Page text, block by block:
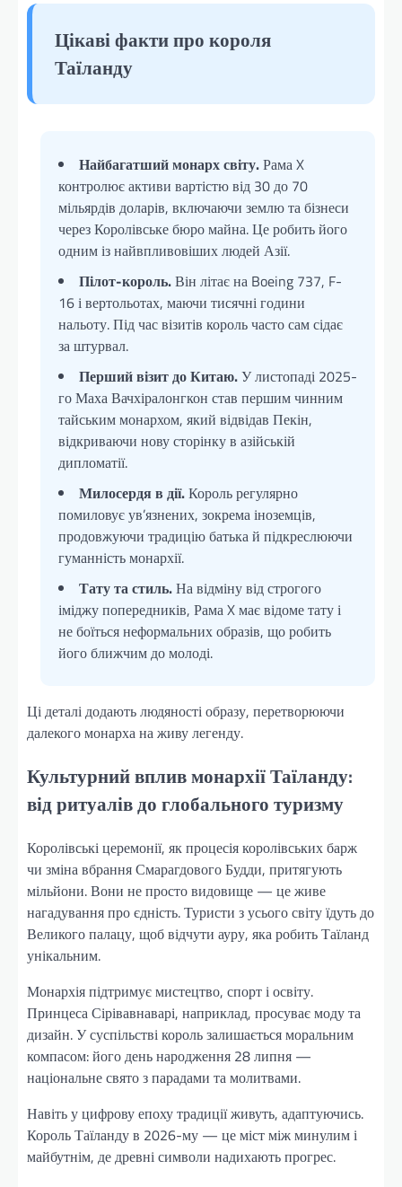
Цікаві факти про короля
Таїланду
Найбагатший монарх світу.Рама X
контролює активи вартістю від 30 до 70
мільярдів доларів, включаючи землю та бізнеси
через Королівське бюро майна. Це робить його
одним із найвпливовіших людей Азії.
Пілот-король.Він літає на Boeing 737, F-
16 і вертольотах, маючи тисячні години
нальоту. Під час візитів король часто сам сідає
за штурвал.
Перший візит до Китаю.У листопаді 2025-
го Маха Вачхіралонгкон став першим чинним
тайським монархом, який відвідав Пекін,
відкриваючи нову сторінку в азійській
дипломатії.
Милосердя в дії.Король регулярно
помиловує ув’язнених, зокрема іноземців,
продовжуючи традицію батька й підкреслюючи
гуманність монархії.
Тату та стиль.На відміну від строгого
іміджу попередників, Рама X має відоме тату і
не боїться неформальних образів, що робить
його ближчим до молоді.
Ці деталі додають людяності образу, перетворюючи
далекого монарха на живу легенду.
Культурний вплив монархії Таїланду:
від ритуалів до глобального туризму
Королівські церемонії, як процесія королівських барж
чи зміна вбрання Смарагдового Будди, притягують
мільйони. Вони не просто видовище — це живе
нагадування про єдність. Туристи з усього світу їдуть до
Великого палацу, щоб відчути ауру, яка робить Таїланд
унікальним.
Монархія підтримує мистецтво, спорт і освіту.
Принцеса Сірівавнаварі, наприклад, просуває моду та
дизайн. У суспільстві король залишається моральним
компасом: його день народження 28 липня —
національне свято з парадами та молитвами.
Навіть у цифрову епоху традиції живуть, адаптуючись.
Король Таїланду в 2026-му — це міст між минулим і
майбутнім, де древні символи надихають прогрес.